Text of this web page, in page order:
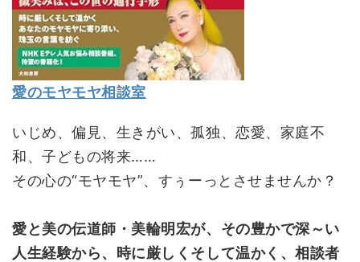
愛のモヤモヤ相談室
いじめ、偏見、生きがい、孤独、恋愛、家庭不
和、子どもの将来……
その心の“モヤモヤ”、すぅーっとさせませんか？
愛と美の伝道師・美輪明宏が、その豊かで深～い
人生経験から、時に厳しくそして温かく、相談者